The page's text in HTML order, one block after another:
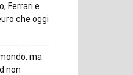
Ferrari e
che oggi
ma
non